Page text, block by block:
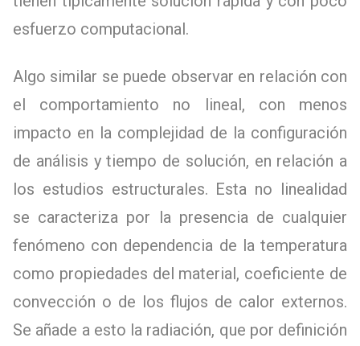
esfuerzo computacional.
Algo similar se puede observar en relación con
el comportamiento no lineal, con menos
impacto en la complejidad de la configuración
de análisis y tiempo de solución, en relación a
los estudios estructurales. Esta no linealidad
se caracteriza por la presencia de cualquier
fenómeno con dependencia de la temperatura
como propiedades del material, coeficiente de
convección o de los flujos de calor externos.
Se añade a esto la radiación, que por definición